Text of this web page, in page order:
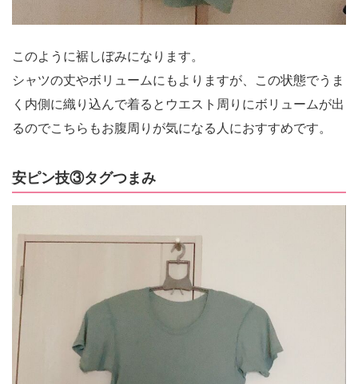
このように裾しぼみになります。
シャツの丈やボリュームにもよりますが、この状態でうま
く内側に織り込んで着るとウエスト周りにボリュームが出
るのでこちらもお腹周りが気になる人におすすめです。
安ピン技③タグつまみ